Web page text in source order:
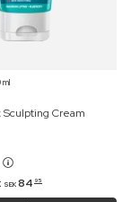
Sculpting Cream
SEK 84 95